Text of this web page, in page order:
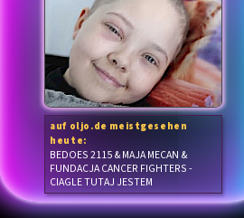
auf oljo.de meistgesehen
heute:
BEDOES 2115 & MAJA MECAN &
FUNDACJA CANCER FIGHTERS -
CIAGLE TUTAJ JESTEM